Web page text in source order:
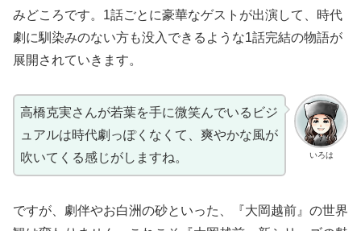
みどころです。1話ごとに豪華なゲストが出演して、時代
劇に馴染みのない方も没入できるような1話完結の物語が
展開されていきます。
いろは
高橋克実さんが若葉を手に微笑んでいるビジ
ュアルは時代劇っぽくなくて、爽やかな風が
吹いてくる感じがしますね。
ですが、劇伴やお白洲の砂といった、『大岡越前』の世界